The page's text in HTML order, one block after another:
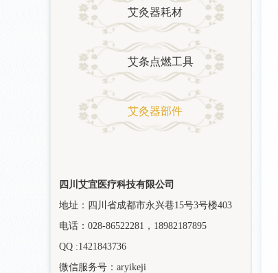
艾灸器耗材
艾条点燃工具
艾灸器部件
四川艾宜医疗科技有限公司
地址：四川省成都市永兴巷15号3号楼403
电话：028-86522281，18982187895
QQ :1421843736
微信服务号：aryikeji